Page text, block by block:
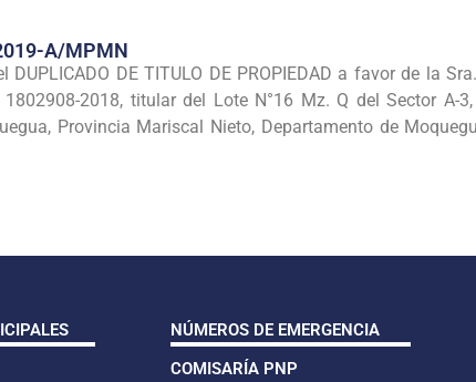
A/MPMN
DUPLICADO DE TITULO DE PROPIEDAD a favor de la
2018, titular del Lote N°16 Mz. Q del Sector A-
Provincia Mariscal Nieto, Departamento de
NÚMEROS DE EMERGENCIA
COMISARÍA PNP